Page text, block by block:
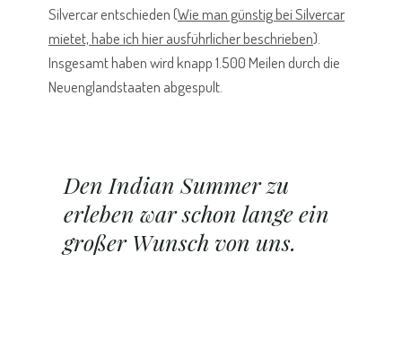
Silvercar entschieden (Wie man günstig bei Silvercar
mietet, habe ich hier ausführlicher beschrieben).
Insgesamt haben wird knapp 1.500 Meilen durch die
Neuenglandstaaten abgespult.
Den Indian Summer zu
erleben war schon lange ein
großer Wunsch von uns.